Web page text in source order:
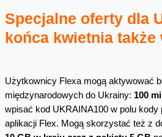
Specjalne oferty dla
końca kwietnia także
Użytkownicy Flexa mogą aktywować
międzynarodowych do Ukrainy: 100
wpisać kod UKRAINA100 w polu kody
aplikacji Flex. Mogą skorzystać też z